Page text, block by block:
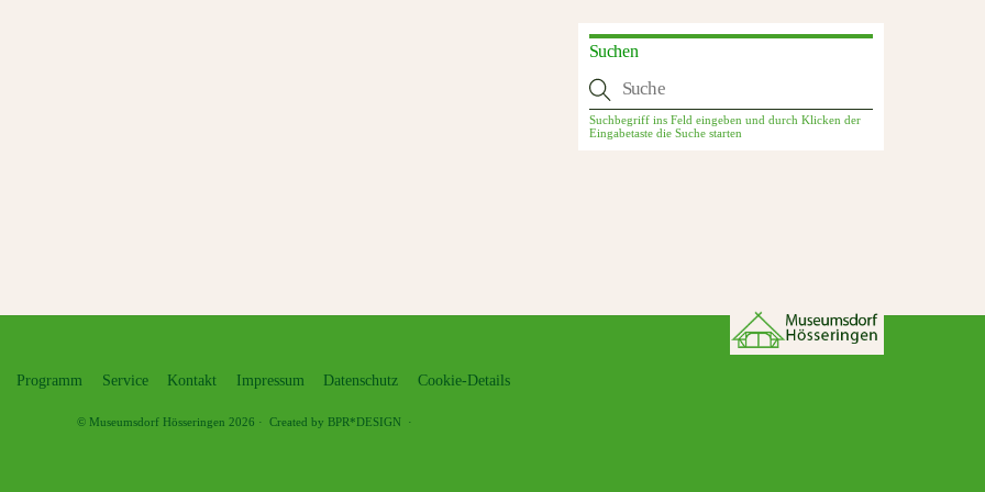
Suchen
Programm Service Kontakt Impressum Datenschutz Cookie-Details
© Museumsdorf Hösseringen 2026 · Created by BPR*DESIGN ·